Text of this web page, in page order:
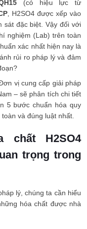
(có hiệu lực từ
, H2SO4 được xếp vào
sát đặc biệt. Vậy đối với
nghiệm (Lab) trên toàn
xác nhất hiện nay là
rủi ro pháp lý và đảm
vị cung cấp giải pháp
– sẽ phân tích chi tiết
5 bước chuẩn hóa quy
và đúng luật nhất.
chất H2SO4
trọng trong
lý, chúng ta cần hiểu
hóa chất được nhà